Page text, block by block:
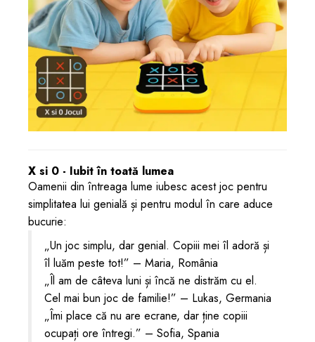
X si 0 - Iubit în toată lumea
Oamenii din întreaga lume iubesc acest joc pentru
simplitatea lui genială și pentru modul în care aduce
bucurie:
„Un joc simplu, dar genial. Copiii mei îl adoră și
îl luăm peste tot!” – Maria, România
„Îl am de câteva luni și încă ne distrăm cu el.
Cel mai bun joc de familie!” – Lukas, Germania
„Îmi place că nu are ecrane, dar ține copiii
ocupați ore întregi.” – Sofia, Spania